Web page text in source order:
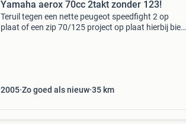
Yamaha aerox 70cc 2takt zonder 123!
Teruil tegen een nette peugeot speedfight 2 op
plaat of een zip 70/125 project op plaat hierbij bied
2005 Zo goed als nieuw 35 km